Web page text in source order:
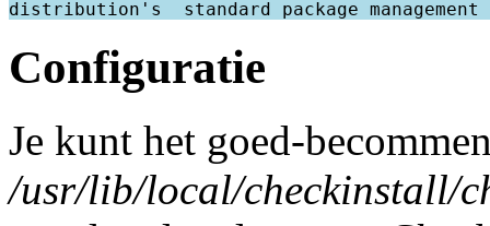
Configuratie
Je kunt het goed-
/usr/lib/local/checkinstall/